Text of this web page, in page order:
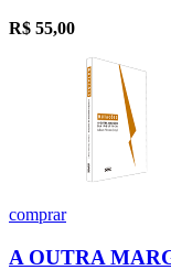
R$ 55,00
comprar
A OUTRA